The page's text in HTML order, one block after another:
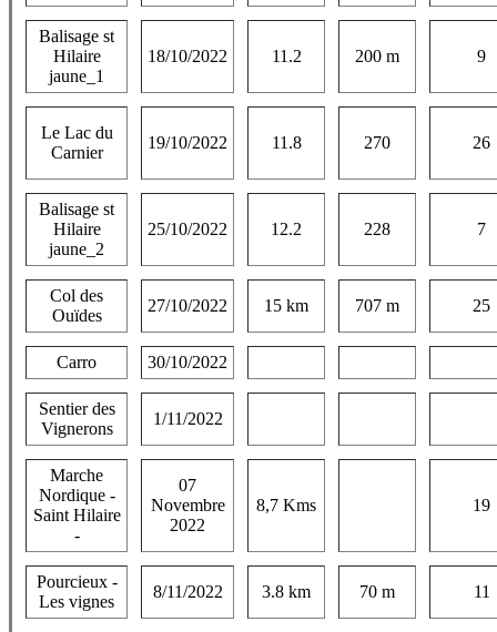
Balisage st
Hilaire
jaune_1
18/10/2022 11.2 200 m 9
Le Lac du
Carnier
19/10/2022 11.8 270 26
Balisage st
Hilaire
jaune_2
25/10/2022 12.2 228 7
Col des
Ouïdes
27/10/2022 15 km 707 m 25
Carro 30/10/2022
Sentier des
Vignerons
1/11/2022
Marche
Nordique -
Saint Hilaire
-
07
Novembre
2022
8,7 Kms 19
Pourcieux -
Les vignes
8/11/2022 3.8 km 70 m 11